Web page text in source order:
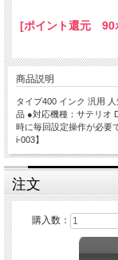
[ポイント還元 90
商品説明
タイプ400 インク 汎用
品 ●対応機種：サテリオ
時に毎回設定操作が必要
i-003】
注文
購入数：